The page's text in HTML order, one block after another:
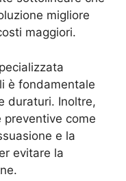
migliore
maggiori.
è fondamentale
duraturi. Inoltre,
come
e la
evitare la